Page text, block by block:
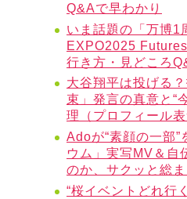
Q&Aで早わかり
いま話題の「万博1
EXPO2025
行き方・見どころ
大谷翔平は投げる
束」発言の真意と“
理（プロフィール表
Adoが“素顔の一部”
ウム」実写MV＆自
のか、サクッと総
“桜イベントどれ行